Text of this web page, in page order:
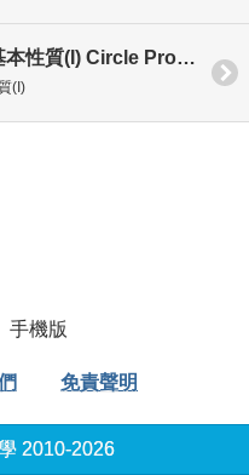
圓形幾何(一): 圓形基本性質(I) Circle Properties
(I)
手機版
免責聲明
2010-2026